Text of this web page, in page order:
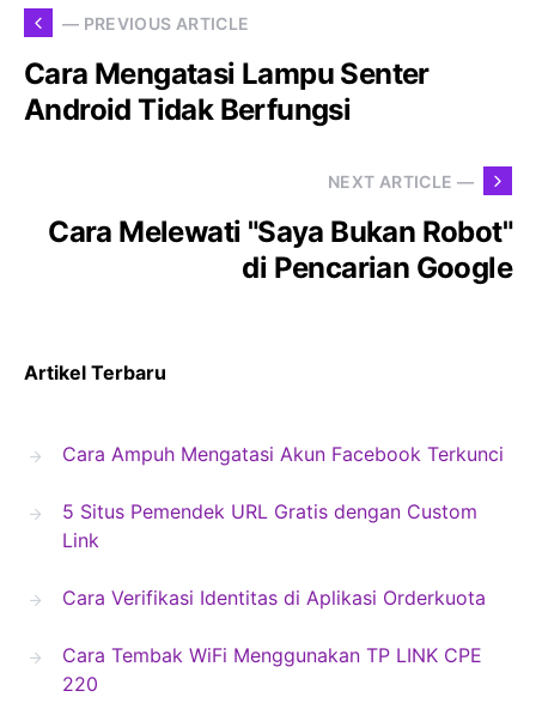
— PREVIOUS ARTICLE
Cara Mengatasi Lampu Senter
Android Tidak Berfungsi
NEXT ARTICLE —
Cara Melewati "Saya Bukan Robot"
di Pencarian Google
Artikel Terbaru
Cara Ampuh Mengatasi Akun Facebook Terkunci
5 Situs Pemendek URL Gratis dengan Custom
Link
Cara Verifikasi Identitas di Aplikasi Orderkuota
Cara Tembak WiFi Menggunakan TP LINK CPE
220